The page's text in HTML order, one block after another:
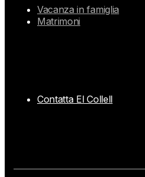
Vacanza in famiglia
Matrimoni
Contatta El Collell